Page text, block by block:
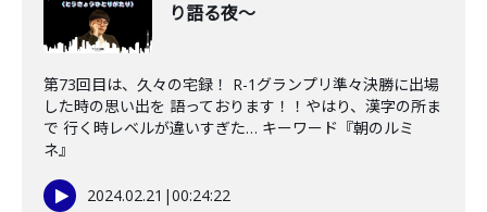
り語る夜〜
第73回目は、久々の宅録！ R-1グランプリ準々決勝に出場
した時の思い出を 語っております！！やはり、漢字の所ま
で 行く時レベルが違いすぎた… キーワード『朝のルミ
ネ』
2024.02.21 |00:24:22